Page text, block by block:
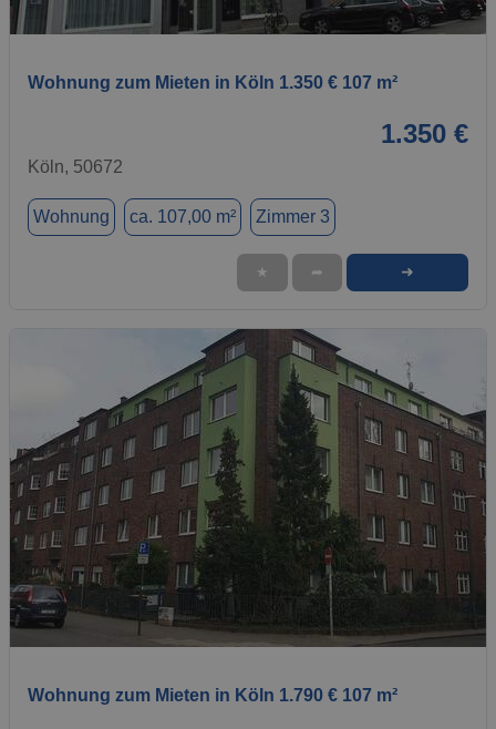
1 / 1
Wohnung zum Mieten in Köln 1.350 € 107 m²
1.350 €
Köln, 50672
Wohnung ca. 107,00 m² Zimmer 3
★ ➦ ➜
1 / 1
Wohnung zum Mieten in Köln 1.790 € 107 m²